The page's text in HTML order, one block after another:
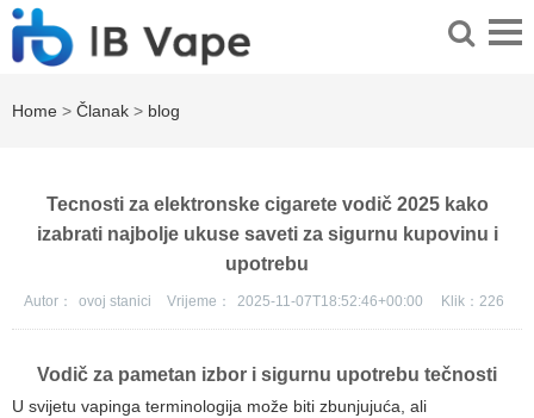
Home > Članak > blog
Tecnosti za elektronske cigarete vodič 2025 kako
izabrati najbolje ukuse saveti za sigurnu kupovinu i
upotrebu
Autor： ovoj stanici Vrijeme： 2025-11-07T18:52:46+00:00 Klik： 226
Vodič za pametan izbor i sigurnu upotrebu tečnosti
U svijetu vapinga terminologija može biti zbunjujuća, ali